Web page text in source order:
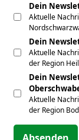
Dein
Aktuelle
Dein
Aktuelle
der Region
Dein
Aktuelle
der Region